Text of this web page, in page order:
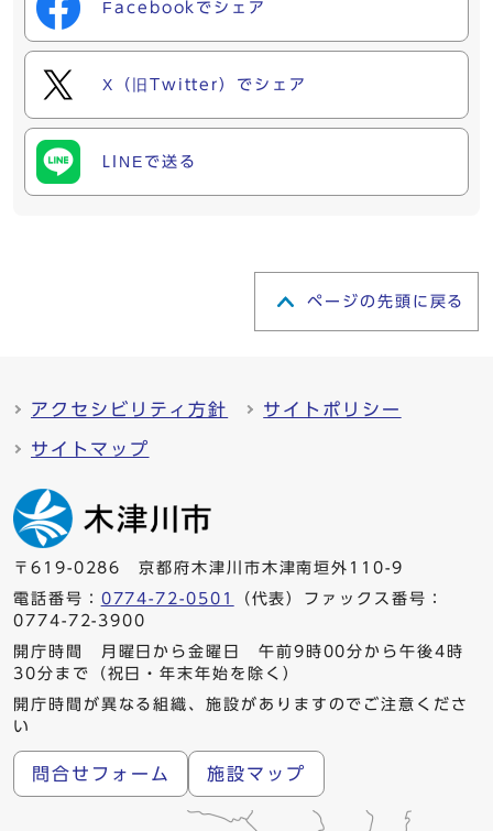
Facebookでシェア
X（旧Twitter）でシェア
LINEで送る
ページの先頭に戻る
アクセシビリティ方針 サイトポリシー
サイトマップ
〒619-0286 京都府木津川市木津南垣外110-9
電話番号： 0774-72-0501
（代表）ファックス番号：
0774-72-3900
開庁時間 月曜日から金曜日 午前9時00分から午後4時
30分まで（祝日・年末年始を除く）
開庁時間が異なる組織、施設がありますのでご注意くださ
い
問合せフォーム 施設マップ